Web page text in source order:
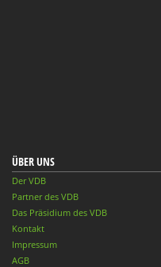
ÜBER UNS
Der VDB
Partner des VDB
Das Präsidium des VDB
Kontakt
Impressum
AGB